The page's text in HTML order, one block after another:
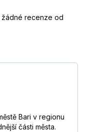
žádné recenze od
Bari v regionu
části města.